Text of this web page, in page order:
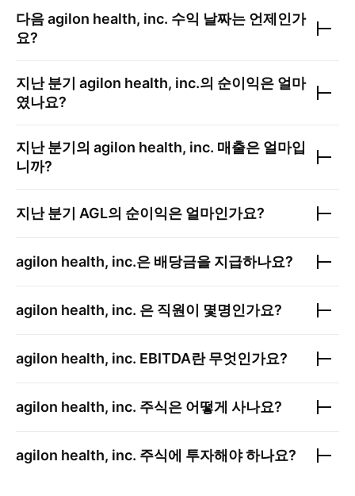
다음agilon health, inc. 수익 날짜는 언제인가
요?
지난 분기 agilon health, inc.의 순이익은 얼마
였나요?
지난 분기의 agilon health, inc. 매출은 얼마입
니까?
지난 분기 AGL의 순이익은 얼마인가요?
agilon health, inc.은 배당금을 지급하나요?
agilon health, inc. 은 직원이 몇명인가요?
agilon health, inc. EBITDA란 무엇인가요?
agilon health, inc. 주식은 어떻게 사나요?
agilon health, inc. 주식에 투자해야 하나요?